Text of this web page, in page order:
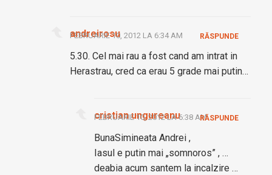
andreirosu
FEBRUARIE 10, 2012 LA 6:34 AM
5.30. Cel mai rau a fost cand am intrat in
Herastrau, cred ca erau 5 grade mai putin…
RĂSPUNDE
cristian ungureanu
FEBRUARIE 10, 2012 LA 6:38 AM
BunaSimineata Andrei ,
Iasul e putin mai „somnoros” , …
deabia acum santem la incalzire …
RĂSPUNDE